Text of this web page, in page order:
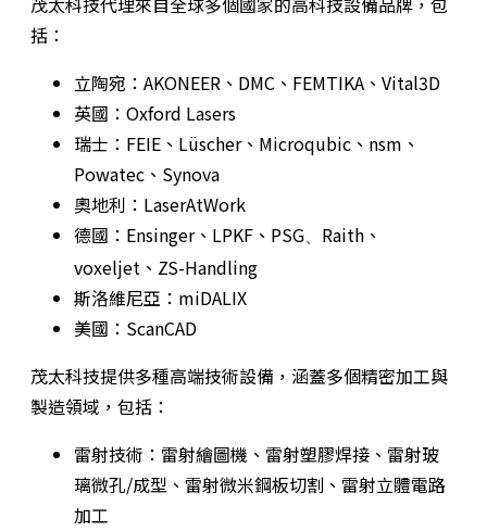
括：
立陶宛：AKONEER、DMC、FEMTIKA、Vital3D
英國：Oxford Lasers
瑞士：FEIE、Lüscher、Microqubic、nsm、
Powatec、Synova
奧地利：LaserAtWork
德國：Ensinger、LPKF、PSG
Raith、
voxeljet、ZS-Handling
斯洛維尼亞：miDALIX
美國：ScanCAD
茂太科技提供多種高端技術設備，涵蓋多個精密加工與
製造領域，包括：
雷射技術：雷射繪圖機、雷射塑膠焊接、雷射玻
璃微孔/成型、雷射微米鋼板切割、雷射立體電路
加工